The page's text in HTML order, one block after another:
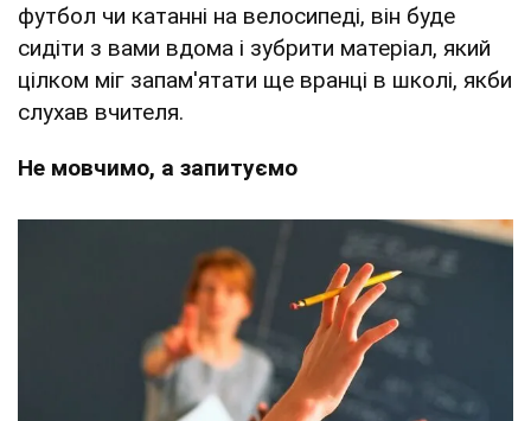
футбол чи катанні на велосипеді, він буде
сидіти з вами вдома і зубрити матеріал, який
цілком міг запам'ятати ще вранці в школі, якби
слухав вчителя.
Не мовчимо, а запитуємо